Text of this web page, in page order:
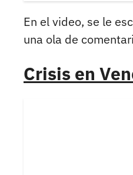
En el video, se le
una ola de
Crisis en